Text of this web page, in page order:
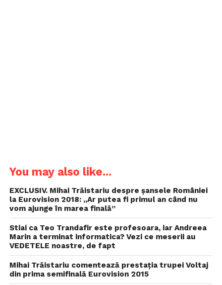
You may also like...
EXCLUSIV. Mihai Trăistariu despre șansele României
la Eurovision 2018: „Ar putea fi primul an când nu
vom ajunge în marea finală”
Stiai ca Teo Trandafir este profesoara, iar Andreea
Marin a terminat informatica? Vezi ce meserii au
VEDETELE noastre, de fapt
Mihai Trăistariu comentează prestația trupei Voltaj
din prima semifinală Eurovision 2015